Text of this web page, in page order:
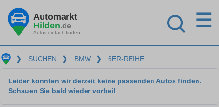
Automarkt
Hilden.de
Autos einfach finden
☰
❯ SUCHEN ❯ BMW ❯ 6ER-REIHE
Leider konnten wir derzeit keine passenden Autos finden.
Schauen Sie bald wieder vorbei!